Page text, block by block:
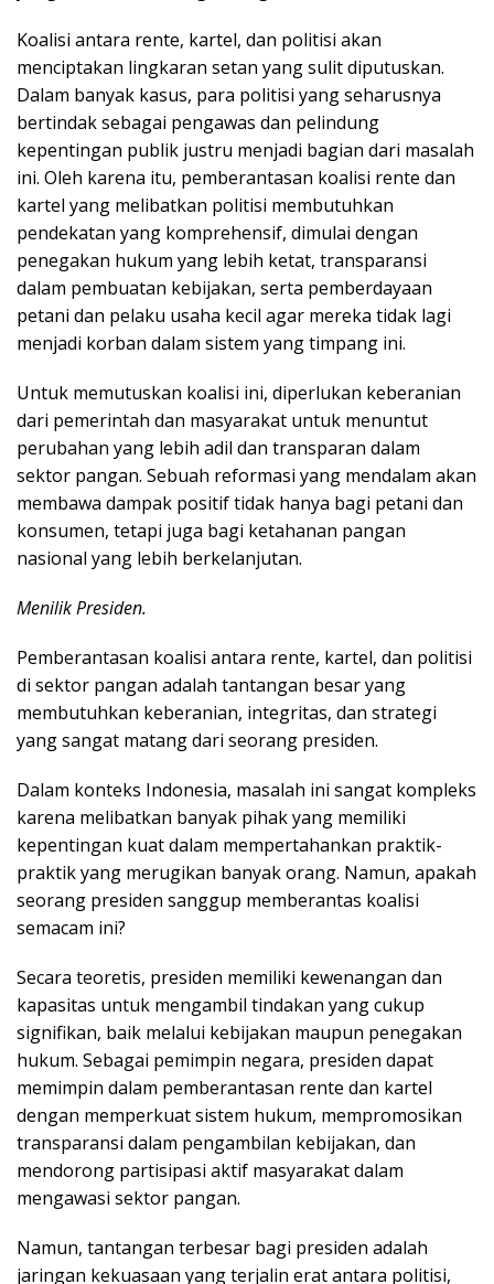
Koalisi antara rente, kartel, dan politisi akan
menciptakan lingkaran setan yang sulit diputuskan.
Dalam banyak kasus, para politisi yang seharusnya
bertindak sebagai pengawas dan pelindung
kepentingan publik justru menjadi bagian dari masalah
ini. Oleh karena itu, pemberantasan koalisi rente dan
kartel yang melibatkan politisi membutuhkan
pendekatan yang komprehensif, dimulai dengan
penegakan hukum yang lebih ketat, transparansi
dalam pembuatan kebijakan, serta pemberdayaan
petani dan pelaku usaha kecil agar mereka tidak lagi
menjadi korban dalam sistem yang timpang ini.
Untuk memutuskan koalisi ini, diperlukan keberanian
dari pemerintah dan masyarakat untuk menuntut
perubahan yang lebih adil dan transparan dalam
sektor pangan. Sebuah reformasi yang mendalam akan
membawa dampak positif tidak hanya bagi petani dan
konsumen, tetapi juga bagi ketahanan pangan
nasional yang lebih berkelanjutan.
Menilik Presiden.
Pemberantasan koalisi antara rente, kartel, dan politisi
di sektor pangan adalah tantangan besar yang
membutuhkan keberanian, integritas, dan strategi
yang sangat matang dari seorang presiden.
Dalam konteks Indonesia, masalah ini sangat kompleks
karena melibatkan banyak pihak yang memiliki
kepentingan kuat dalam mempertahankan praktik-
praktik yang merugikan banyak orang. Namun, apakah
seorang presiden sanggup memberantas koalisi
semacam ini?
Secara teoretis, presiden memiliki kewenangan dan
kapasitas untuk mengambil tindakan yang cukup
signifikan, baik melalui kebijakan maupun penegakan
hukum. Sebagai pemimpin negara, presiden dapat
memimpin dalam pemberantasan rente dan kartel
dengan memperkuat sistem hukum, mempromosikan
transparansi dalam pengambilan kebijakan, dan
mendorong partisipasi aktif masyarakat dalam
mengawasi sektor pangan.
Namun, tantangan terbesar bagi presiden adalah
jaringan kekuasaan yang terjalin erat antara politisi,